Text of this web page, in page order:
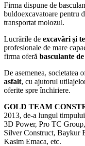
Firma dispune de
buldoexcavatoare pentru
transportat molozul.
Lucrările de excavări și
profesionale de mare
firma oferă basculante
De asemenea, societatea
asfalt, cu ajutorul
oferite spre închiriere.
GOLD TEAM
2013, de-a lungul
3D Power, Pro TC
Silver Construct, Baykur
Kasim Emaca, etc.